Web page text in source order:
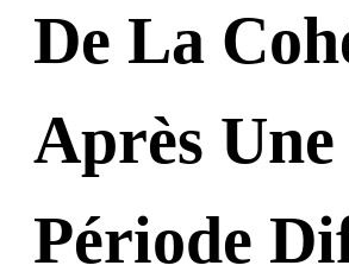
De La
Après Une
Période